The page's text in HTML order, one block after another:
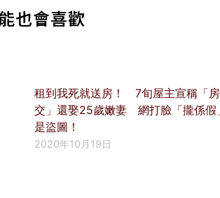
也會喜歡
租到我死就送房！ 7旬屋主宣稱「
交」還娶25歲嫩妻 網打臉「攏係假
是盜圖！
2020年10月19日